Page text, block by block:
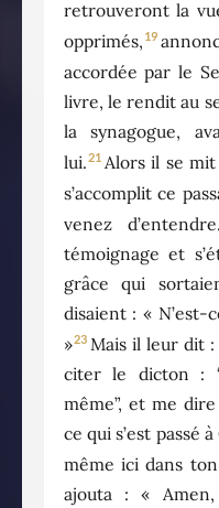
retrouveront la
opprimés, 19
accordée par le
livre, le rendit au
la synagogue,
lui.21 Alors il se
s’accomplit ce
venez
témoignage et
grâce qui
disaient : « N’est-
»23 Mais il leur dit :
citer le dicton :
même”, et me
ce qui s’est passé
même ici dans
ajouta : «